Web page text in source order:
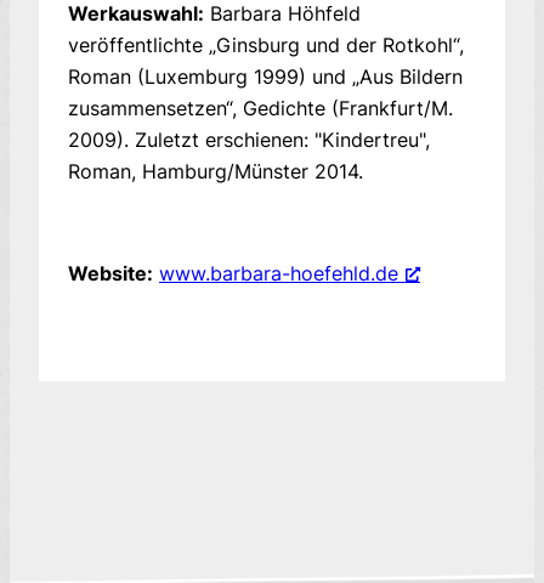
Werkauswahl: Barbara Höhfeld
veröffentlichte „Ginsburg und der Rotkohl“,
Roman (Luxemburg 1999) und „Aus Bildern
zusammensetzen“, Gedichte (Frankfurt/M.
2009). Zuletzt erschienen: "Kindertreu",
Roman, Hamburg/Münster 2014.
Website: www.barbara-hoefehld.de